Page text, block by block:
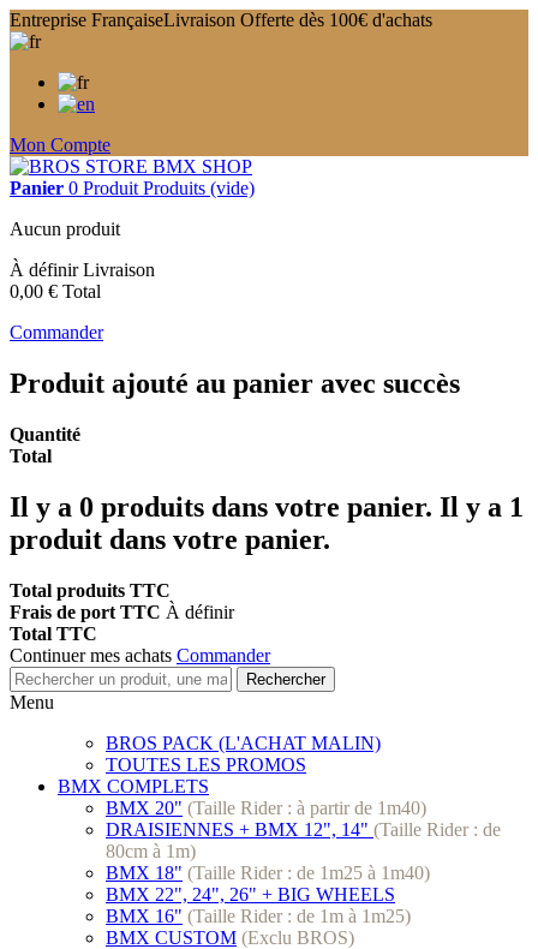
Entreprise FrançaiseLivraison Offerte dès 100€ d'achats
Mon Compte
Panier 0 Produit Produits (vide)
Aucun produit
À définirLivraison
0,00 € Total
Commander
Produit ajouté au panier avec succès
Quantité
Total
Il y a 0 produits dans votre panier. Il y a 1
produit dans votre panier.
Total produits TTC
Frais de port TTC À définir
Total TTC
Continuer mes achats Commander
Rechercher
Menu
BROS PACK (L'ACHAT MALIN)
TOUTES LES PROMOS
BMX COMPLETS
BMX 20" (Taille Rider : à partir de 1m40)
DRAISIENNES + BMX 12", 14" (Taille Rider : de
80cm à 1m)
BMX 18" (Taille Rider : de 1m25 à 1m40)
BMX 22", 24", 26" + BIG WHEELS
BMX 16" (Taille Rider : de 1m à 1m25)
BMX CUSTOM (Exclu BROS)